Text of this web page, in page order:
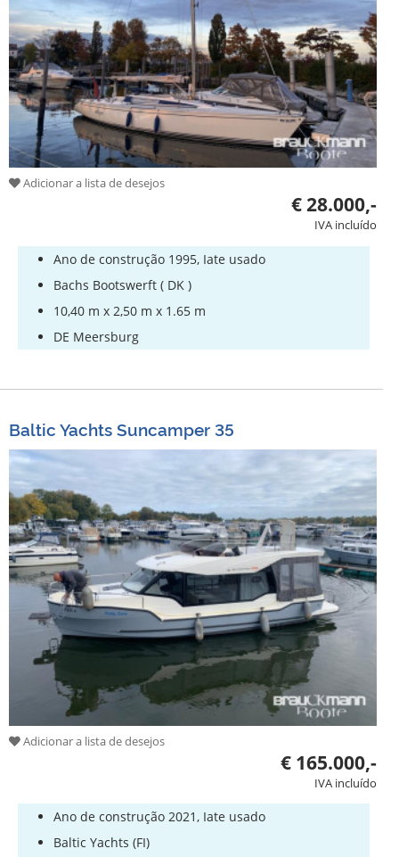
Adicionar a lista de desejos
€ 28.000,-
IVA incluído
Ano de construção 1995, Iate usado
Bachs Bootswerft ( DK )
10,40 m x 2,50 m x 1.65 m
DE Meersburg
Baltic Yachts Suncamper 35
Adicionar a lista de desejos
€ 165.000,-
IVA incluído
Ano de construção 2021, Iate usado
Baltic Yachts (FI)